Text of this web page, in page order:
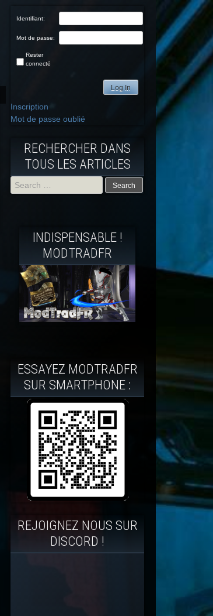
Identifiant:
Mot de passe:
Rester
connecté
Log In
Inscription
Mot de passe oublié
RECHERCHER DANS
TOUS LES ARTICLES
INDISPENSABLE !
MODTRADFR
ESSAYEZ MODTRADFR
SUR SMARTPHONE :
REJOIGNEZ NOUS SUR
DISCORD !